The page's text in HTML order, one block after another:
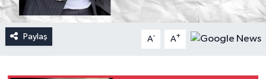
Paylaş A- A+